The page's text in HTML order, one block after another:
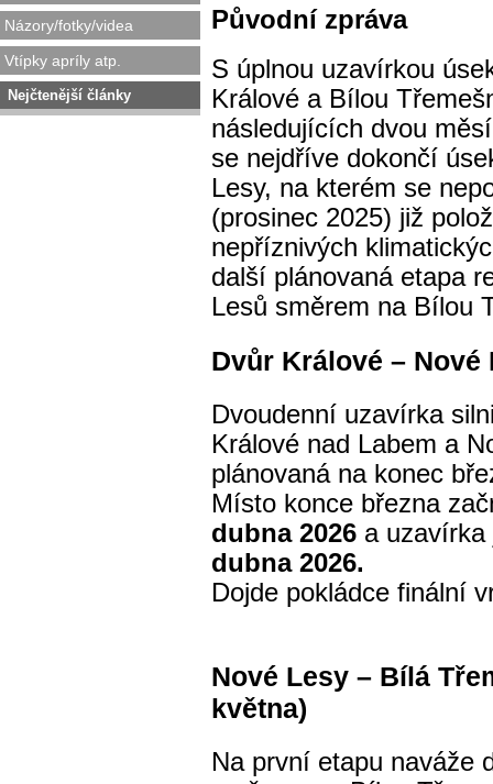
Názory/fotky/videa
Vtípky apríly atp.
Nejčtenější články
Původní zpráva
S úplnou uzavírkou
Králové a Bílou
následujících dvou
se nejdříve dokončí
Lesy, na kterém se
(prosinec 2025) již
nepříznivých
další plánovaná etapa
Lesů směrem na Bílou
Dvůr Králové – Nové
Dvoudenní uzavírka
Králové nad Labem a
plánovaná na konec
Místo konce března
dubna 2026 a uzavírka
dubna 2026.
Dojde pokládce finální
Nové Lesy – Bílá
května)
Na první etapu naváže